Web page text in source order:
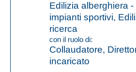
Edilizia alberghiera
impianti sportivi,
ricerca
con il ruolo di:
Collaudatore,
incaricato